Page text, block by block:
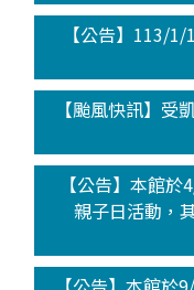
【公告】113/
【颱風快訊】受
【公告】本館
親子日活動，